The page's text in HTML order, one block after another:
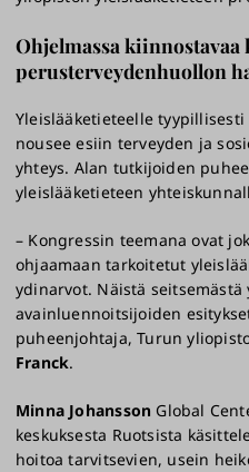
Ohjelmassa kiinnostavaa
perusterveydenhuollon
Yleislääketieteelle
nousee esiin terveyden ja
yhteys. Alan tutkijoiden
yleislääketieteen
– Kongressin teemana ovat
ohjaamaan tarkoitetut
ydinarvot. Näistä
avainluennoitsijoiden
puheenjohtaja, Turun
Franck.
Minna Johansson Global
keskuksesta Ruotsista
hoitoa tarvitsevien, usein